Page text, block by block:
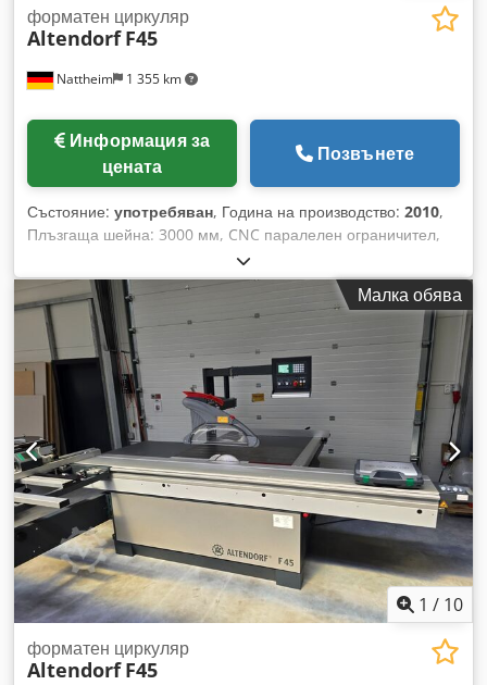
Nattheim 1 355 km
форматен циркуляр
Altendorf F45
Информация за
цената
Позвънете
Състояние: употребяван, Година на производство: 2010,
Плъзгаща шейна: 3000 мм, CNC паралелен ограничител,
ширина на рязане 1000 мм. Мотор: 5,5 kW електромоторно
регулиране на височината и наклона. Наклон 0,5 - 47°.
Дигитален дисплей за наклон и височина на рязане.
Диаметър на циркулярния диск: макс. 550 мм. Максимална
височина на рязане: 200 мм. Подготвен за предрезец.
Управляващ панел на височината на очите, въртящ се.
Предна маса, въртяща се. Удължение на масата 840 мм.
Ъглов напречен ограничител 3200 мм Digit L. Място на
съхранение: доставчик. Csdszccg Dspfx Afwsrf
Малка обява
1 / 10
форматен циркуляр
Altendorf F45